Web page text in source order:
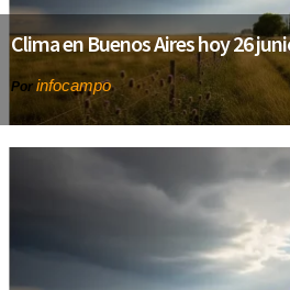
Clima en Buenos Aires hoy 26
Por infocampo